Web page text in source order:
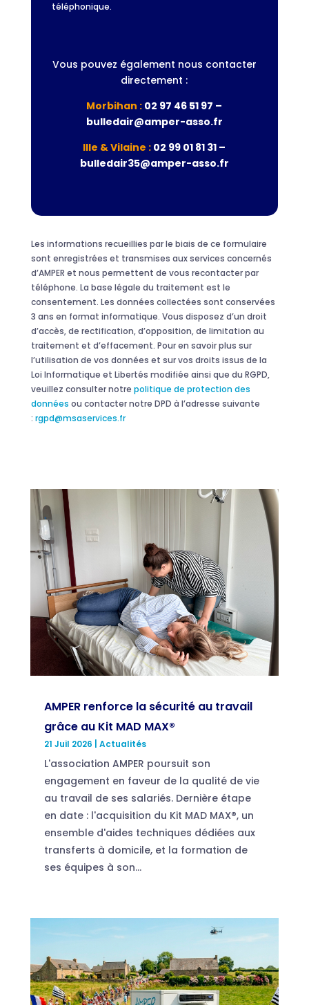
téléphonique.
Vous pouvez également nous contacter
directement :
Morbihan : 02 97 46 51 97 –
bulledair@amper-asso.fr
Ille & Vilaine : 02 99 01 81 31 –
bulledair35@amper-asso.fr
Les informations recueillies par le biais de ce formulaire
sont enregistrées et transmises aux services concernés
d’AMPER et nous permettent de vous recontacter par
téléphone. La base légale du traitement est le
consentement. Les données collectées sont conservées
3 ans en format informatique. Vous disposez d’un droit
d’accès, de rectification, d’opposition, de limitation au
traitement et d’effacement. Pour en savoir plus sur
l’utilisation de vos données et sur vos droits issus de la
Loi Informatique et Libertés modifiée ainsi que du RGPD,
veuillez consulter notre politique de protection des
données ou contacter notre DPD à l’adresse suivante
: rgpd@msaservices.fr
AMPER renforce la sécurité au travail
grâce au Kit MAD MAX®
21 Juil 2026 Actualités
L'association AMPER poursuit son
engagement en faveur de la qualité de vie
au travail de ses salariés. Dernière étape
en date : l'acquisition du Kit MAD MAX®, un
ensemble d'aides techniques dédiées aux
transferts à domicile, et la formation de
ses équipes à son...